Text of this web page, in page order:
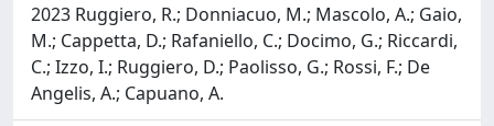
2023 Ruggiero, R.; Donniacuo, M.; Mascolo, A.; Gaio,
M.; Cappetta, D.; Rafaniello, C.; Docimo, G.; Riccardi,
C.; Izzo, I.; Ruggiero, D.; Paolisso, G.; Rossi, F.; De
Angelis, A.; Capuano, A.